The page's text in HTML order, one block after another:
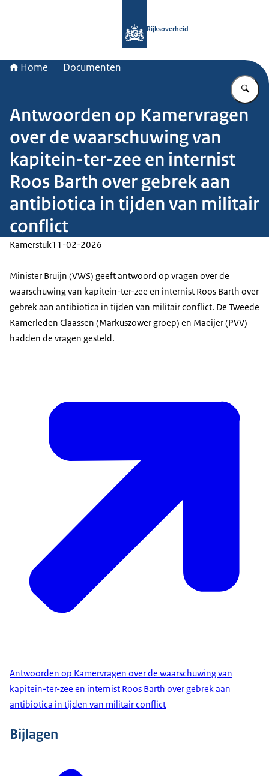
Rijksoverheid
Home Documenten
Antwoorden op Kamervragen
over de waarschuwing van
kapitein-ter-zee en internist
Roos Barth over gebrek aan
antibiotica in tijden van militair
conflict
Kamerstuk11-02-2026
Minister Bruijn (VWS) geeft antwoord op vragen over de
waarschuwing van kapitein-ter-zee en internist Roos Barth over
gebrek aan antibiotica in tijden van militair conflict. De Tweede
Kamerleden Claassen (Markuszower groep) en Maeijer (PVV)
hadden de vragen gesteld.
Antwoorden op Kamervragen over de waarschuwing van
kapitein-ter-zee en internist Roos Barth over gebrek aan
antibiotica in tijden van militair conflict
Bijlagen